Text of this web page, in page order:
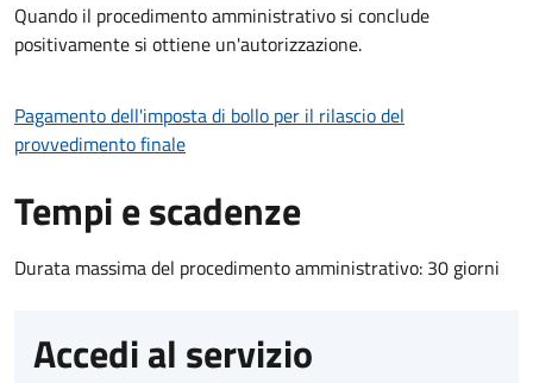
Quando il procedimento amministrativo si conclude
positivamente si ottiene un'autorizzazione.
Pagamento dell'imposta di bollo per il rilascio del
provvedimento finale
Tempi e scadenze
Durata massima del procedimento amministrativo: 30 giorni
Accedi al servizio